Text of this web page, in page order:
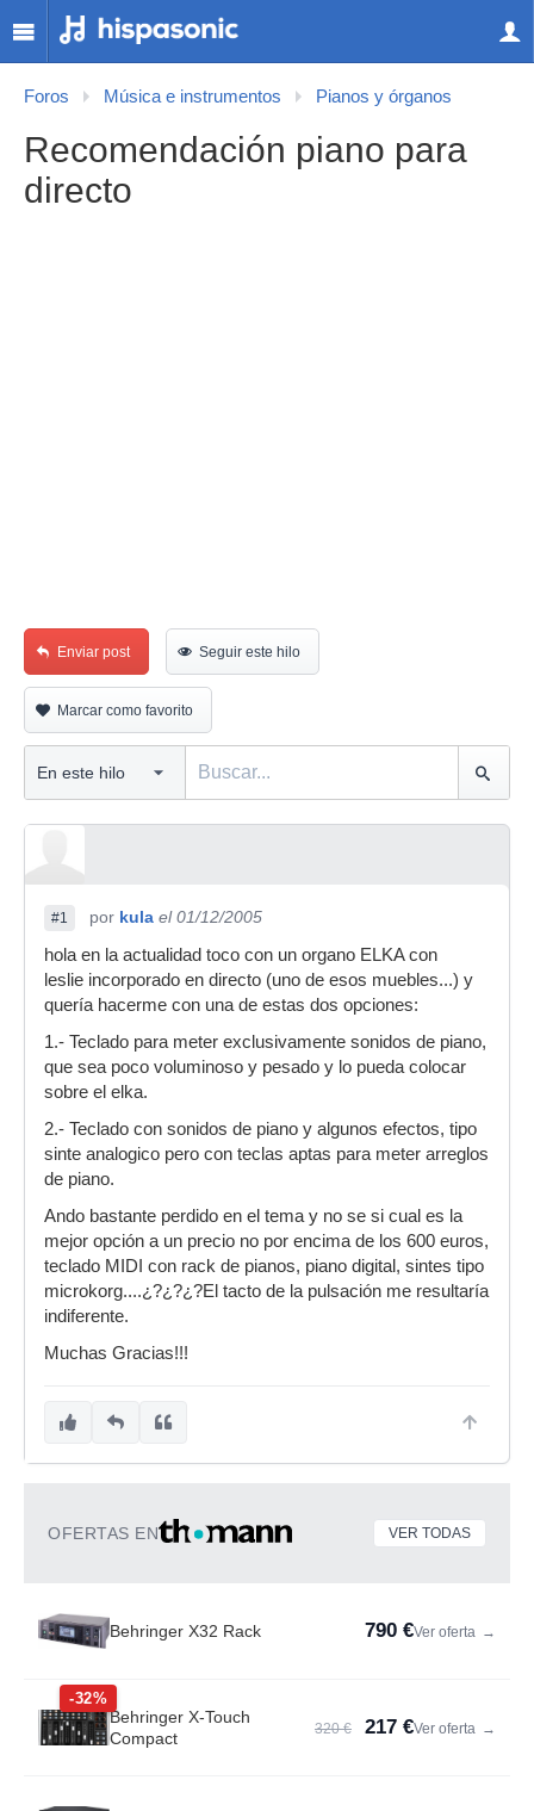
Foros Música e instrumentos Pianos y órganos
Recomendación piano para
directo
Enviar post Seguir este hilo
Marcar como favorito
#1 por kula el 01/12/2005
hola en la actualidad toco con un organo ELKA con
leslie incorporado en directo (uno de esos muebles...) y
quería hacerme con una de estas dos opciones:
1.- Teclado para meter exclusivamente sonidos de piano,
que sea poco voluminoso y pesado y lo pueda colocar
sobre el elka.
2.- Teclado con sonidos de piano y algunos efectos, tipo
sinte analogico pero con teclas aptas para meter arreglos
de piano.
Ando bastante perdido en el tema y no se si cual es la
mejor opción a un precio no por encima de los 600 euros,
teclado MIDI con rack de pianos, piano digital, sintes tipo
microkorg....¿?¿?¿?El tacto de la pulsación me resultaría
indiferente.
Muchas Gracias!!!
OFERTAS EN VER TODAS
Behringer X32 Rack 790 €Ver oferta →
-32%
Behringer X-Touch
Compact
320 € 217 €Ver oferta →